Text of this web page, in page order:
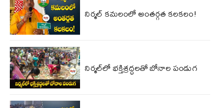
నిర్మల్ కమలంలో అంతర్గత కలకలం!
నిర్మల్‌లో భక్తిశ్రద్ధలతో బోనాల పండుగ